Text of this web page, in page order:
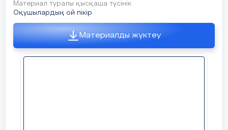
Материал туралы қысқаша түсінік
Оқушылардың ой пікір
Материалды жүктеу